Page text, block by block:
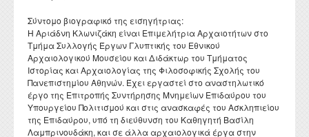
Σύντομο βιογραφικό της εισηγήτριας:
Η Αριάδνη Κλωνιζάκη είναι Επιμελήτρια Αρχαιοτήτων στο
Τμήμα Συλλογής Έργων Γλυπτικής του Εθνικού
Αρχαιολογικού Μουσείου και Διδάκτωρ του Τμήματος
Ιστορίας και Αρχαιολογίας της Φιλοσοφικής Σχολής του
Πανεπιστημίου Αθηνών. Έχει εργαστεί στο αναστηλωτικό
έργο της Επιτροπής Συντήρησης Μνημείων Επιδαύρου του
Υπουργείου Πολιτισμού και στις ανασκαφές του Ασκληπιείου
της Επιδαύρου, υπό τη διεύθυνση του Καθηγητή Βασίλη
Λαμπρινουδάκη, και σε άλλα αρχαιολογικά έργα στην